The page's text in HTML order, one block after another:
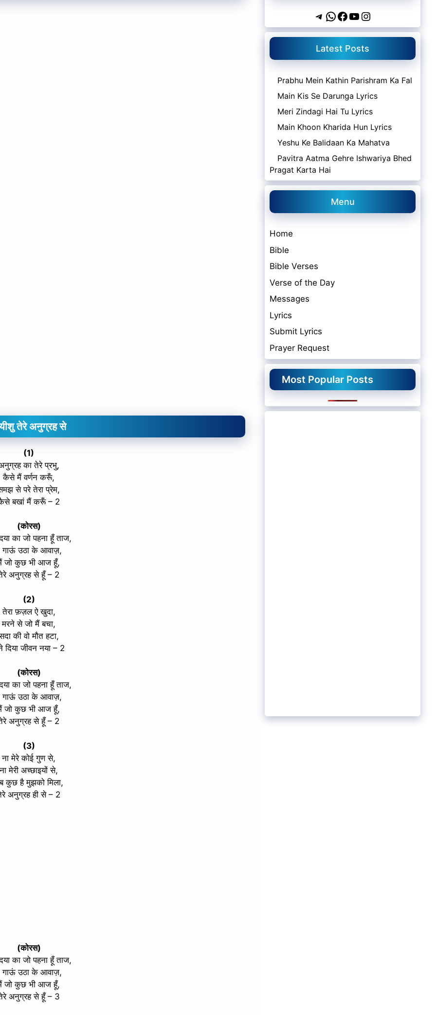
तेरे अनुग्रह से
(1)
का तेरे प्रभु,
कैसे मैं वर्णन करूँ,
से परे तेरा प्रेम,
बखां मैं करूँ – 2
(कोरस)
का जो पहना हूँ ताज,
गाऊं उठा के आवाज़,
जो कुछ भी आज हूँ,
अनुग्रह से हूँ – 2
(2)
तेरा फ़ज़ल ऐ खुदा,
मरने से जो मैं बचा,
की वो मौत हटा,
दिया जीवन नया – 2
(कोरस)
का जो पहना हूँ ताज,
गाऊं उठा के आवाज़,
जो कुछ भी आज हूँ,
अनुग्रह से हूँ – 2
(3)
ना मेरे कोई गुण से,
ना मेरी अच्छाइयों से,
कुछ है मुझको मिला,
अनुग्रह ही से – 2
(कोरस)
का जो पहना हूँ ताज,
गाऊं उठा के आवाज़,
जो कुछ भी आज हूँ,
अनुग्रह से हूँ – 3
Telegram
WhatsApp
Facebook
YouTube
Instagram
Latest Posts
Prabhu Mein Kathin Parishram Ka Fal
Main Kis Se Darunga Lyrics
Meri Zindagi Hai Tu Lyrics
Main Khoon Kharida Hun Lyrics
Yeshu Ke Balidaan Ka Mahatva
Pavitra Aatma Gehre Ishwariya Bhed
Pragat Karta Hai
Menu
Home
Bible
Bible Verses
Verse of the Day
Messages
Lyrics
Submit Lyrics
Prayer Request
Most Popular Posts